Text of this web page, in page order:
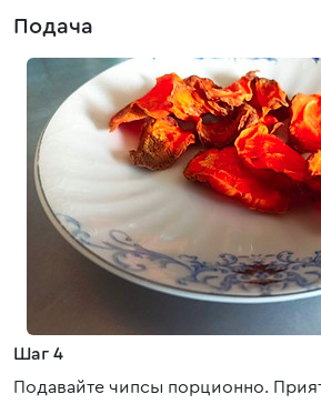
Подача
Шаг 4
Подавайте чипсы порционно.